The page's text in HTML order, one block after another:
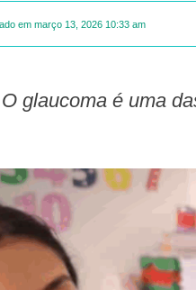
em março 13, 2026 10:33 am
O glaucoma é uma das principais causas de cegueira no mundo e muitas vezes pode evoluir de forma silenciosa, sem